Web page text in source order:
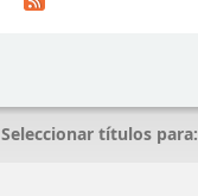
Seleccionar títulos para: